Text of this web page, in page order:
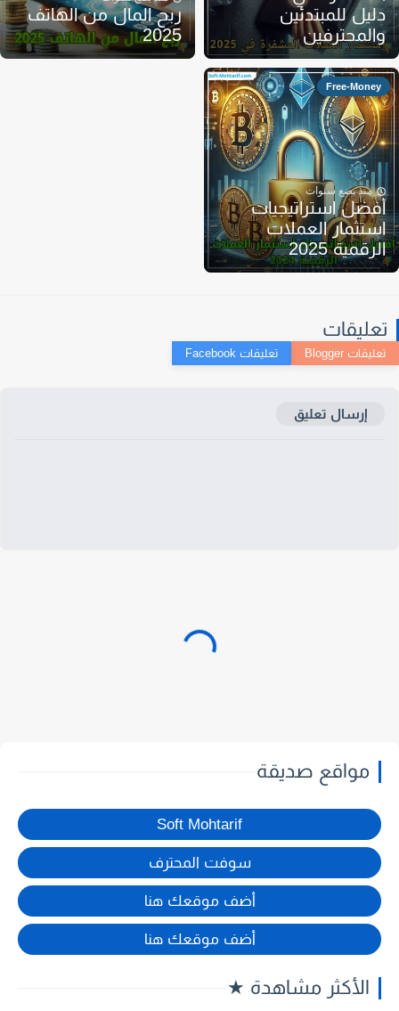
للمبتدئين
ربح المال من الهاتف
2025
Free-Money
منذ بضع سنوات
استراتيجيات
العملات
2025
إرسال تعليق
مواقع صديقة
Soft Mohtarif
سوفت المحترف
أضف موقعك هنا
أضف موقعك هنا
الأكثر مشاهدة ★